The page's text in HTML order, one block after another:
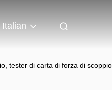
Italian
tester di carta di forza di scoppio